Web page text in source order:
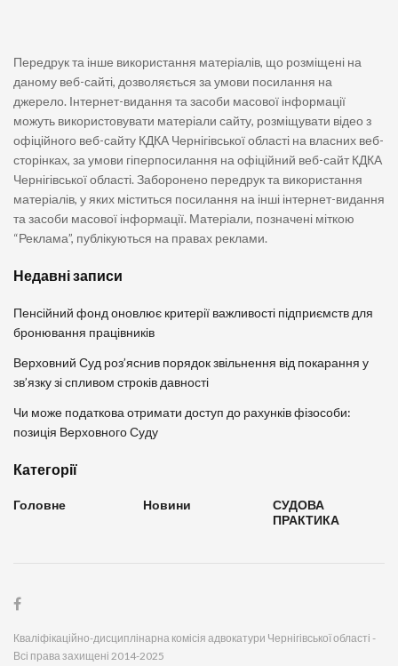
Передрук та інше використання матеріалів, що розміщені на
даному веб-сайті, дозволяється за умови посилання на
джерело. Інтернет-видання та засоби масової інформації
можуть використовувати матеріали сайту, розміщувати відео з
офіційного веб-сайту КДКА Чернігівської області на власних веб-
сторінках, за умови гіперпосилання на офіційний веб-сайт КДКА
Чернігівської області. Заборонено передрук та використання
матеріалів, у яких міститься посилання на інші інтернет-видання
та засоби масової інформації. Матеріали, позначені міткою
“Реклама”, публікуються на правах реклами.
Недавні записи
Пенсійний фонд оновлює критерії важливості підприємств для
бронювання працівників
Верховний Суд роз’яснив порядок звільнення від покарання у
зв’язку зі спливом строків давності
Чи може податкова отримати доступ до рахунків фізособи:
позиція Верховного Суду
Категорії
Головне Новини
СУДОВА
ПРАКТИКА
Кваліфікаційно-дисциплінарна комісія адвокатури Чернігівської області -
Всі права захищені 2014-2025